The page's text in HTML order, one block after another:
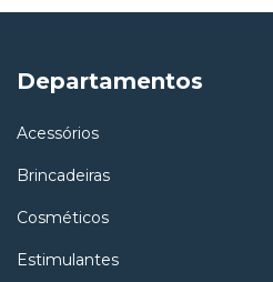
Departamentos
Acessórios
Brincadeiras
Cosméticos
Estimulantes